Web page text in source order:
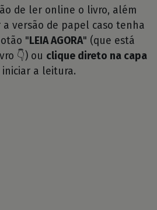
de ler online o livro, além
versão de papel caso tenha
" LEIA AGORA" (que está
👇) ou clique direto na capa
a leitura.